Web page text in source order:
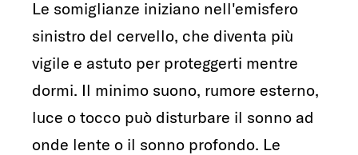
Le somiglianze iniziano nell'emisfero
sinistro del cervello, che diventa più
vigile e astuto per proteggerti mentre
dormi. Il minimo suono, rumore esterno,
luce o tocco può disturbare il sonno ad
onde lente o il sonno profondo. Le